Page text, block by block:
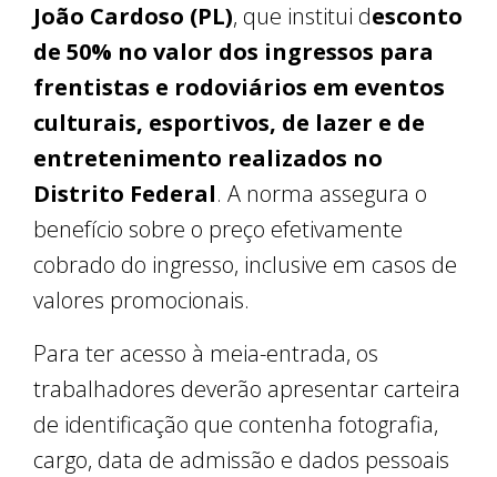
João Cardoso (PL), que institui desconto
de 50% no valor dos ingressos para
frentistas e rodoviários em eventos
culturais, esportivos, de lazer e de
entretenimento realizados no
Distrito Federal. A norma assegura o
benefício sobre o preço efetivamente
cobrado do ingresso, inclusive em casos de
valores promocionais.
Para ter acesso à meia-entrada, os
trabalhadores deverão apresentar carteira
de identificação que contenha fotografia,
cargo, data de admissão e dados pessoais